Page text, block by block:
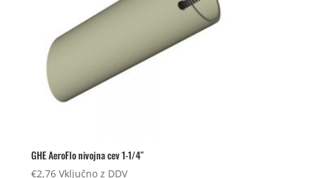
GHE AeroFlo nivojna cev 1-1/4″
€2,76 Vključno z DDV